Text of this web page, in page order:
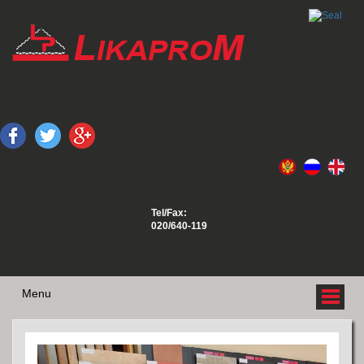
Tel/Fax:
020/640-119
Menu